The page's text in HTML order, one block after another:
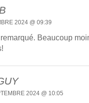
2024 @ 09:39
remarqué. Beaucoup
2024 @ 10:05